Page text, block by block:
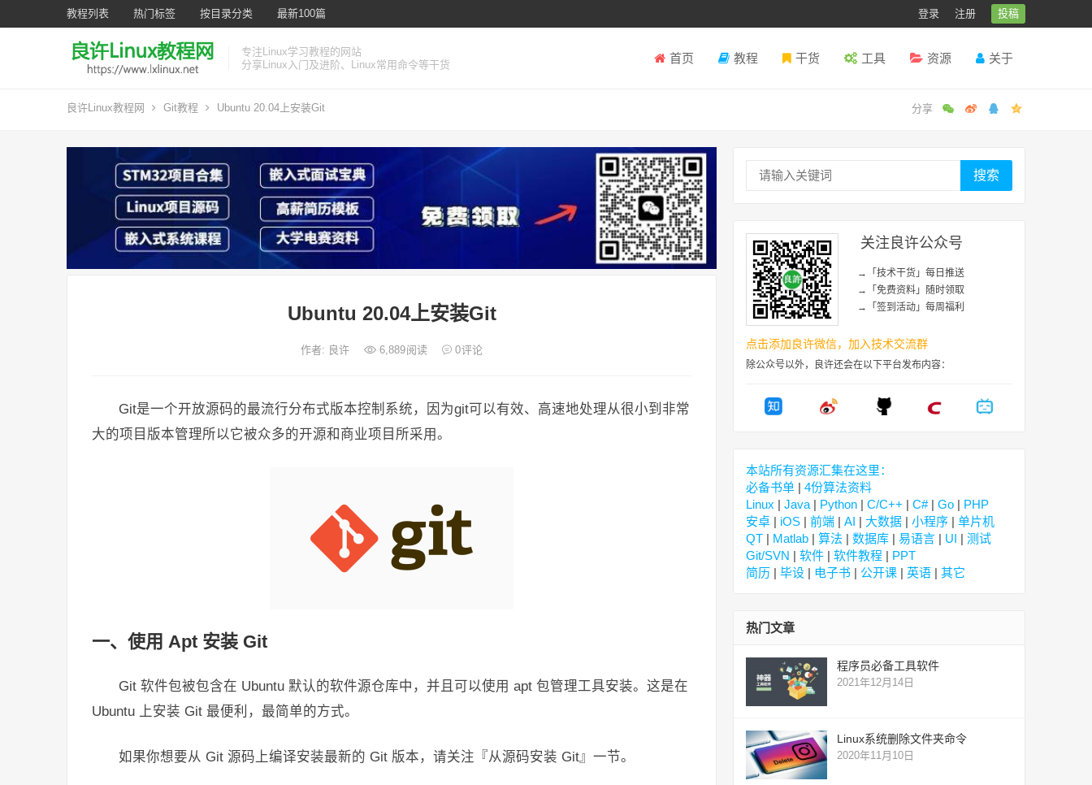
教程列表 热门标签 按目录分类 最新100篇 登录 注册 投稿
专注Linux学习教程的网站
分享Linux入门及进阶、Linux常用命令等干货
首页 教程 干货 工具 资源 关于
良许Linux教程网 Git教程 Ubuntu 20.04上安装Git
Ubuntu 20.04上安装Git
作者: 良许 6,889阅读 0评论
Git是一个开放源码的最流行分布式版本控制系统，因为git可以有效、高速地处理从很小到非常
大的项目版本管理所以它被众多的开源和商业项目所采用。
一、使用 Apt 安装 Git
Git 软件包被包含在 Ubuntu 默认的软件源仓库中，并且可以使用 apt 包管理工具安装。这是在
Ubuntu 上安装 Git 最便利，最简单的方式。
如果你想要从 Git 源码上编译安装最新的 Git 版本，请关注『从源码安装 Git』一节。
搜索
关注良许公众号
→「技术干货」每日推送
→「免费资料」随时领取
→「签到活动」每周福利
点击添加良许微信，加入技术交流群
除公众号以外，良许还会在以下平台发布内容：
本站所有资源汇集在这里：
必备书单 | 4份算法资料
Linux | Java | Python | C/C++ | C#| Go | PHP
安卓 | iOS | 前端 | AI | 大数据 | 小程序 | 单片机
QT | Matlab | 算法 | 数据库 | 易语言 | UI | 测试
Git/SVN | 软件 | 软件教程 | PPT
简历 | 毕设 | 电子书 | 公开课 | 英语 | 其它
热门文章
程序员必备工具软件
2021年12月14日
Linux系统删除文件夹命令
2020年11月10日